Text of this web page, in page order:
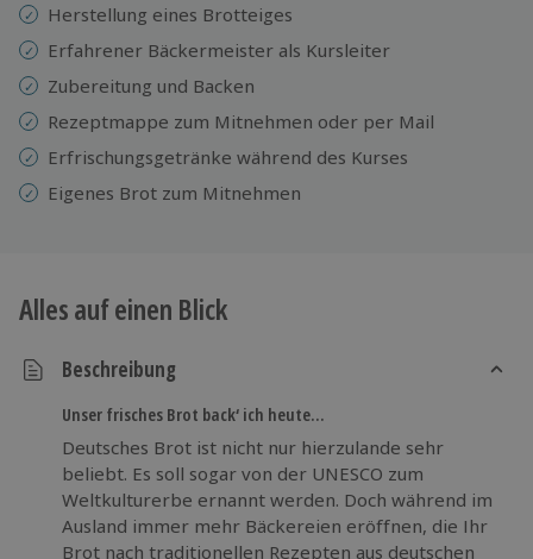
Herstellung eines Brotteiges
Erfahrener Bäckermeister als Kursleiter
Zubereitung und Backen
Rezeptmappe zum Mitnehmen oder per Mail
Erfrischungsgetränke während des Kurses
Eigenes Brot zum Mitnehmen
Alles auf einen Blick
Beschreibung
Unser frisches Brot back‘ ich heute…
Deutsches Brot ist nicht nur hierzulande sehr
beliebt. Es soll sogar von der UNESCO zum
Weltkulturerbe ernannt werden. Doch während im
Ausland immer mehr Bäckereien eröffnen, die Ihr
Brot nach traditionellen Rezepten aus deutschen